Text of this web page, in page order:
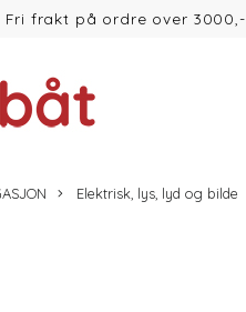
Fri frakt på ordre over 3000,-
Elektrisk, lys, lyd og bilde